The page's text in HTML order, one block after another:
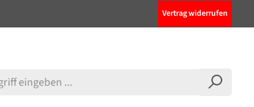
Vertrag widerrufen